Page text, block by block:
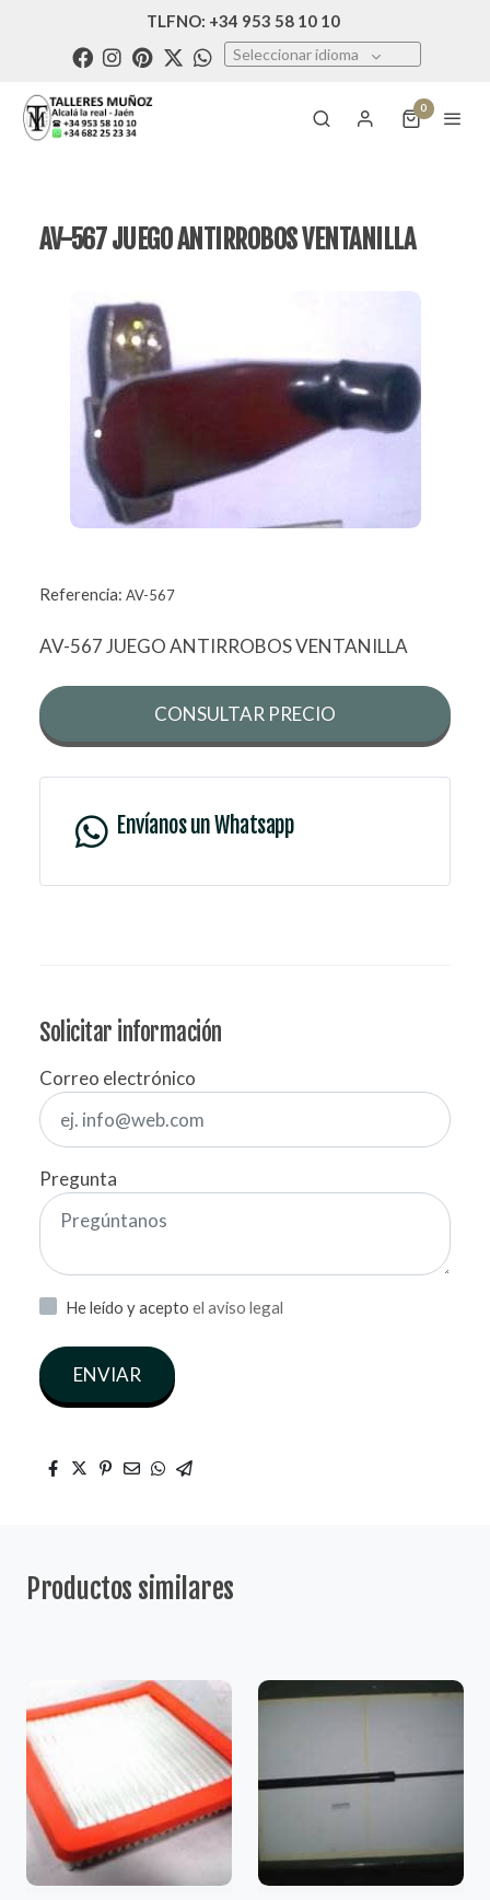
TLFNO: +34 953 58 10 10
Seleccionar idioma
0
AV-567 JUEGO ANTIRROBOS VENTANILLA
Referencia: AV-567
AV-567 JUEGO ANTIRROBOS VENTANILLA
CONSULTAR PRECIO
Envíanos un Whatsapp
Solicitar información
Correo electrónico
Pregunta
He leído y acepto el aviso legal
ENVIAR
Productos similares